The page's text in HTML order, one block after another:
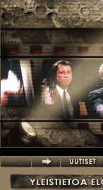
Hyppää pääsisältöön